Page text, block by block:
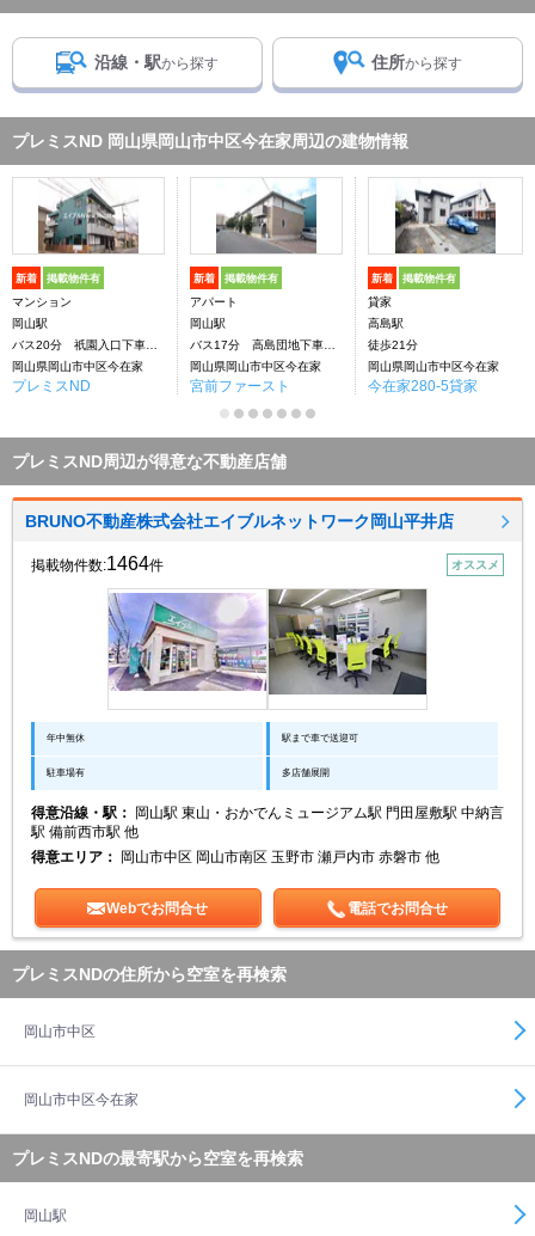
沿線・駅から探す 住所から探す
プレミスND 岡山県岡山市中区今在家周辺の建物情報
新着 掲載物件有
マンション
岡山駅
バス20分 祇園入口下車：停歩8分
岡山県岡山市中区今在家
プレミスND
新着 掲載物件有
アパート
岡山駅
バス17分 高島団地下車：停歩8分
岡山県岡山市中区今在家
宮前ファースト
新着 掲載物件有
貸家
高島駅
徒歩21分
岡山県岡山市中区今在家
今在家280-5貸家
プレミスND周辺が得意な不動産店舗
BRUNO不動産株式会社エイブルネットワーク岡山平井店
掲載物件数:1464件 オススメ
年中無休 駅まで車で送迎可
駐車場有 多店舗展開
得意沿線・駅：
岡山駅 東山・おかでんミュージアム駅 門田屋敷駅 中納言
駅 備前西市駅 他
得意エリア：
岡山市中区 岡山市南区 玉野市 瀬戸内市 赤磐市 他
Webでお問合せ 電話でお問合せ
プレミスNDの住所から空室を再検索
岡山市中区
岡山市中区今在家
プレミスNDの最寄駅から空室を再検索
岡山駅